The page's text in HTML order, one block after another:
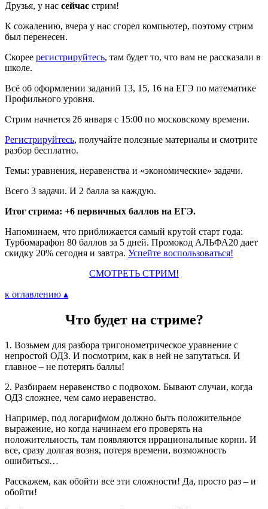
Друзья, у нас сейчас стрим!
К сожалению, вчера у нас сгорел компьютер, поэтому стрим
был перенесен.
Скорее регистрируйтесь, там будет то, что вам не рассказали в
школе.
Всё об оформлении заданий 13, 15, 16 на ЕГЭ по математике
Профильного уровня.
Стрим начнется 26 января с 15:00 по московскому времени.
Регистрируйтесь, получайте полезные материалы и смотрите
разбор бесплатно.
Темы: уравнения, неравенства и «экономические» задачи.
Всего 3 задачи. И 2 балла за каждую.
Итог стрима: +6 первичных баллов на ЕГЭ.
Напоминаем, что приближается самый крутой старт года:
Турбомарафон 80 баллов за 5 дней. Промокод АЛЬФА20 дает
скидку 20% сегодня и завтра. Успейте воспользоваться!
СМОТРЕТЬ СТРИМ!
к оглавлению ▴
Что будет на стриме?
1. Возьмем для разбора тригонометрическое уравнение с
непростой ОДЗ. И посмотрим, как в ней не запутаться. И
главное – не потерять баллы!
2. Разбираем неравенство с подвохом. Бывают случаи, когда
ОДЗ сложнее, чем само неравенство.
Например, под логарифмом должно быть положительное
выражение, но когда начинаем его проверять на
положительность, там появляются иррациональные корни. И
все, сразу долгая возня, потеря времени, возможность
ошибиться…
Расскажем, как обойти все эти сложности! Да, просто раз – и
обойти!